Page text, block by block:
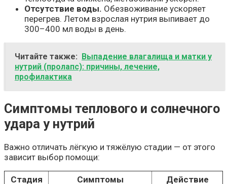
Отсутствие воды. Обезвоживание ускоряет
перегрев. Летом взрослая нутрия выпивает до
300–400 мл воды в день.
Читайте также: Выпадение влагалища и матки у
нутрий (пролапс): причины, лечение,
профилактика
Симптомы теплового и солнечного
удара у нутрий
Важно отличать лёгкую и тяжёлую стадии — от этого
зависит выбор помощи:
Стадия Симптомы Действие